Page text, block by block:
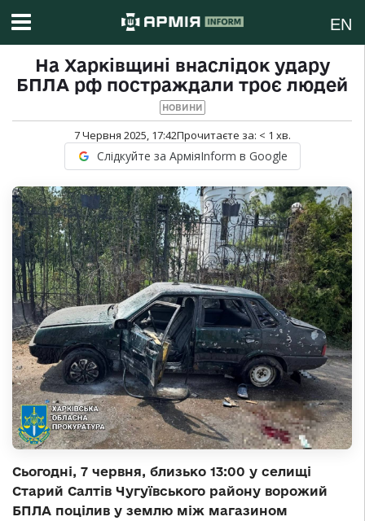
EN
На Харківщині внаслідок удару
БПЛА рф постраждали троє людей
НОВИНИ
7 Червня 2025, 17:42Прочитаєте за: < 1 хв.
Слідкуйте за АрміяInform в Google
Сьогодні, 7 червня, близько 13:00 у селищі
Старий Салтів Чугуївського району ворожий
БПЛА поцілив у землю між магазином